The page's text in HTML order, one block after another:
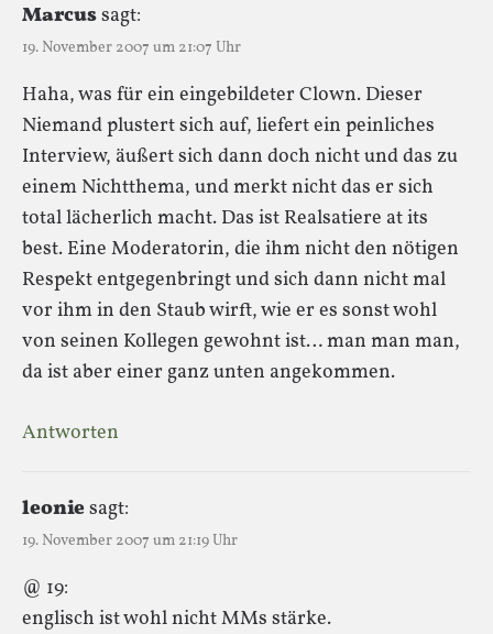
Marcussagt:
19. November 2007 um 21:07 Uhr
Haha, was für ein eingebildeter Clown. Dieser
Niemand plustert sich auf, liefert ein peinliches
Interview, äußert sich dann doch nicht und das zu
einem Nichtthema, und merkt nicht das er sich
total lächerlich macht. Das ist Realsatiere at its
best. Eine Moderatorin, die ihm nicht den nötigen
Respekt entgegenbringt und sich dann nicht mal
vor ihm in den Staub wirft, wie er es sonst wohl
von seinen Kollegen gewohnt ist… man man man,
da ist aber einer ganz unten angekommen.
Antworten
leoniesagt:
19. November 2007 um 21:19 Uhr
@ 19:
englisch ist wohl nicht MMs stärke.